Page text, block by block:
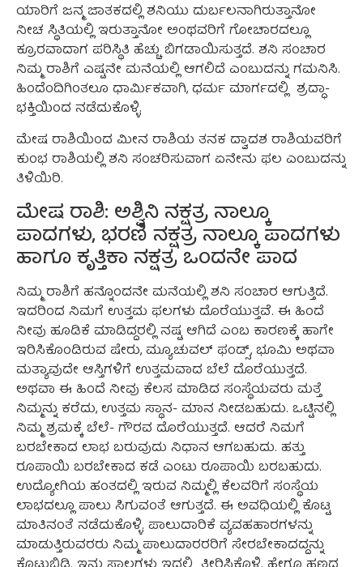
ಯಾರಿಗೆ ಜನ್ಮ ಜಾತಕದಲ್ಲಿ ಶನಿಯು ದುರ್ಬಲನಾಗಿರುತ್ತಾನೋ
ನೀಚ ಸ್ಥಿತಿಯಲ್ಲಿ ಇರುತ್ತಾನೋ ಅಂಥವರಿಗೆ ಗೋಚಾರದಲ್ಲೂ
ಕ್ರೂರವಾದಾಗ ಪರಿಸ್ಥಿತಿ ಹೆಚ್ಚು ಬಿಗಡಾಯಿಸುತ್ತದೆ. ಶನಿ ಸಂಚಾರ
ನಿಮ್ಮ ರಾಶಿಗೆ ಎಷ್ಟನೇ ಮನೆಯಲ್ಲಿ ಆಗಲಿದೆ ಎಂಬುದನ್ನು ಗಮನಿಸಿ.
ಹಿಂದೆಂದಿಗಿಂತಲೂ ಧಾರ್ಮಿಕವಾಗಿ, ಧರ್ಮ ಮಾರ್ಗದಲ್ಲಿ ಶ್ರದ್ಧಾ-
ಭಕ್ತಿಯಿಂದ ನಡೆದುಕೊಳ್ಳಿ.
ಮೇಷ ರಾಶಿಯಿಂದ ಮೀನ ರಾಶಿಯ ತನಕ ದ್ವಾದಶ ರಾಶಿಯವರಿಗೆ
ಕುಂಭ ರಾಶಿಯಲ್ಲಿ ಶನಿ ಸಂಚರಿಸುವಾಗ ಏನೇನು ಫಲ ಎಂಬುದನ್ನು
ತಿಳಿಯಿರಿ.
ಮೇಷ ರಾಶಿ: ಅಶ್ವಿನಿ ನಕ್ಷತ್ರ ನಾಲ್ಕೂ
ಪಾದಗಳು, ಭರಣಿ ನಕ್ಷತ್ರ ನಾಲ್ಕೂ ಪಾದಗಳು
ಹಾಗೂ ಕೃತ್ತಿಕಾ ನಕ್ಷತ್ರ ಒಂದನೇ ಪಾದ
ನಿಮ್ಮ ರಾಶಿಗೆ ಹನ್ನೊಂದನೇ ಮನೆಯಲ್ಲಿ ಶನಿ ಸಂಚಾರ ಆಗುತ್ತಿದೆ.
ಇದರಿಂದ ನಿಮಗೆ ಉತ್ತಮ ಫಲಗಳು ದೊರೆಯುತ್ತವೆ. ಈ ಹಿಂದೆ
ನೀವು ಹೂಡಿಕೆ ಮಾಡಿದ್ದರಲ್ಲಿ ನಷ್ಟ ಆಗಿದೆ ಎಂಬ ಕಾರಣಕ್ಕೆ ಹಾಗೇ
ಇರಿಸಿಕೊಂಡಿರುವ ಷೇರು, ಮ್ಯೂಚುವಲ್ ಫಂಡ್ಸ್, ಭೂಮಿ ಅಥವಾ
ಮತ್ಯಾವುದೇ ಆಸ್ತಿಗಳಿಗೆ ಉತ್ತಮವಾದ ಬೆಲೆ ದೊರೆಯುತ್ತದೆ.
ಅಥವಾ ಈ ಹಿಂದೆ ನೀವು ಕೆಲಸ ಮಾಡಿದ ಸಂಸ್ಥೆಯವರು ಮತ್ತೆ
ನಿಮ್ಮನ್ನು ಕರೆದು, ಉತ್ತಮ ಸ್ಥಾನ- ಮಾನ ನೀಡಬಹುದು. ಒಟ್ಟಿನಲ್ಲಿ
ನಿಮ್ಮ ಶ್ರಮಕ್ಕೆ ಬೆಲೆ- ಗೌರವ ದೊರೆಯುತ್ತದೆ. ಆದರೆ ನಿಮಗೆ
ಬರಬೇಕಾದ ಲಾಭ ಬರುವುದು ನಿಧಾನ ಆಗಬಹುದು. ಹತ್ತು
ರೂಪಾಯಿ ಬರಬೇಕಾದ ಕಡೆ ಎಂಟು ರೂಪಾಯಿ ಬರಬಹುದು.
ಉದ್ಯೋಗಿಯ ಹಂತದಲ್ಲಿ ಇರುವ ನಿಮ್ಮಲ್ಲಿ ಕೆಲವರಿಗೆ ಸಂಸ್ಥೆಯ
ಲಾಭದಲ್ಲೂ ಪಾಲು ಸಿಗುವಂತೆ ಆಗುತ್ತದೆ. ಈ ಅವಧಿಯಲ್ಲಿ ಕೊಟ್ಟ
ಮಾತಿನಂತೆ ನಡೆದುಕೊಳ್ಳಿ. ಪಾಲುದಾರಿಕೆ ವ್ಯವಹಹಾರಗಳನ್ನು
ಮಾಡುತ್ತಿರುವರರು ನಿಮ್ಮ ಪಾಲುದಾರರರಿಗೆ ಸೇರಬೇಕಾದದ್ದನ್ನು